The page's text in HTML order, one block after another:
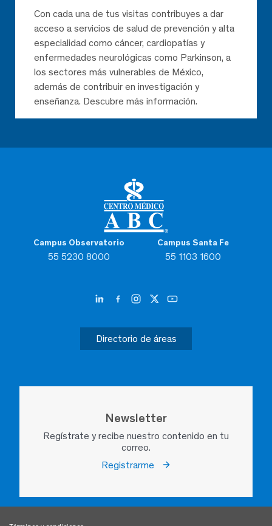
Campus Observatorio
55 5230 8000
Campus Santa Fe
55 1103 1600
Directorio de áreas
Newsletter
Regístrate y recibe nuestro contenido en tu
correo.
Registrarme
Con cada una de tus visitas contribuyes a dar
acceso a servicios de salud de prevención y alta
especialidad como cáncer, cardiopatías y
enfermedades neurológicas como Parkinson, a
los sectores más vulnerables de México,
además de contribuir en investigación y
enseñanza. Descubre más información.